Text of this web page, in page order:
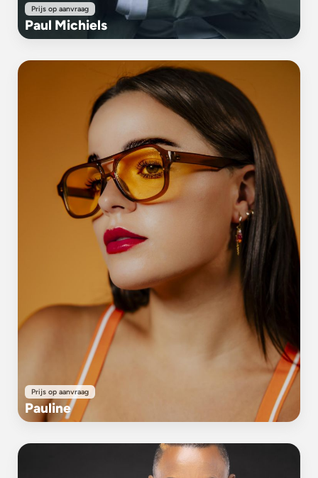
Prijs op aanvraag
Paul Michiels
Prijs op aanvraag
Pauline